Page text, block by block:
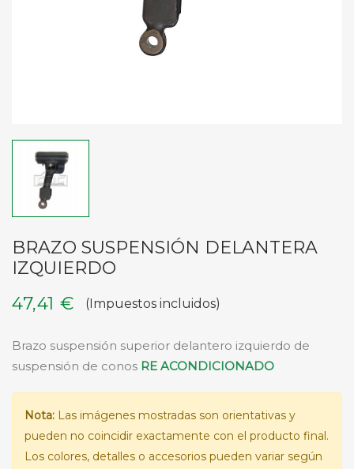
BRAZO SUSPENSIÓN DELANTERA
IZQUIERDO
47,41 €
(Impuestos incluidos)
Brazo suspensión superior delantero izquierdo de
suspensión de conos RE ACONDICIONADO
Nota: Las imágenes mostradas son orientativas y
pueden no coincidir exactamente con el producto final.
Los colores, detalles o accesorios pueden variar según